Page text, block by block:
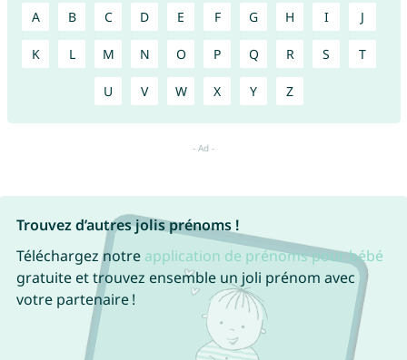
A B C D E F G H I J
K L M N O P Q R S T
U V W X Y Z
Trouvez d’autres jolis prénoms !
Téléchargez notre application de prénoms pour bébé
gratuite et trouvez ensemble un joli prénom avec
votre partenaire !